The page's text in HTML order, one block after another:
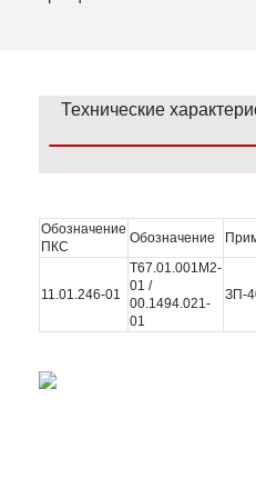
Технические
Обозначение
ПКС
Обозначение
11.01.246-01
Т67.01.001М2-
01 /
00.1494.021-
01
ЗП-